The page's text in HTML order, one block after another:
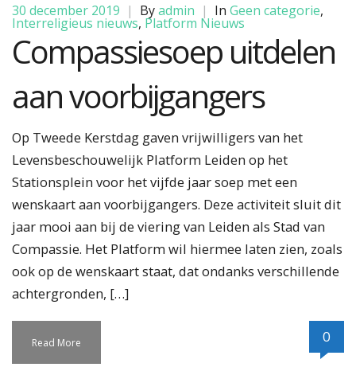
30 december 2019 | Byadmin | In Geen categorie,
Interreligieus nieuws, Platform Nieuws
Compassiesoep uitdelen
aan voorbijgangers
Op Tweede Kerstdag gaven vrijwilligers van het
Levensbeschouwelijk Platform Leiden op het
Stationsplein voor het vijfde jaar soep met een
wenskaart aan voorbijgangers. Deze activiteit sluit dit
jaar mooi aan bij de viering van Leiden als Stad van
Compassie. Het Platform wil hiermee laten zien, zoals
ook op de wenskaart staat, dat ondanks verschillende
achtergronden, […]
Read More 0